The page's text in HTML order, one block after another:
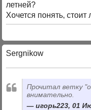
летней?
Хочется понять,
Sergnikow
Прочитал ветку
внимательно.
игорь223, 01